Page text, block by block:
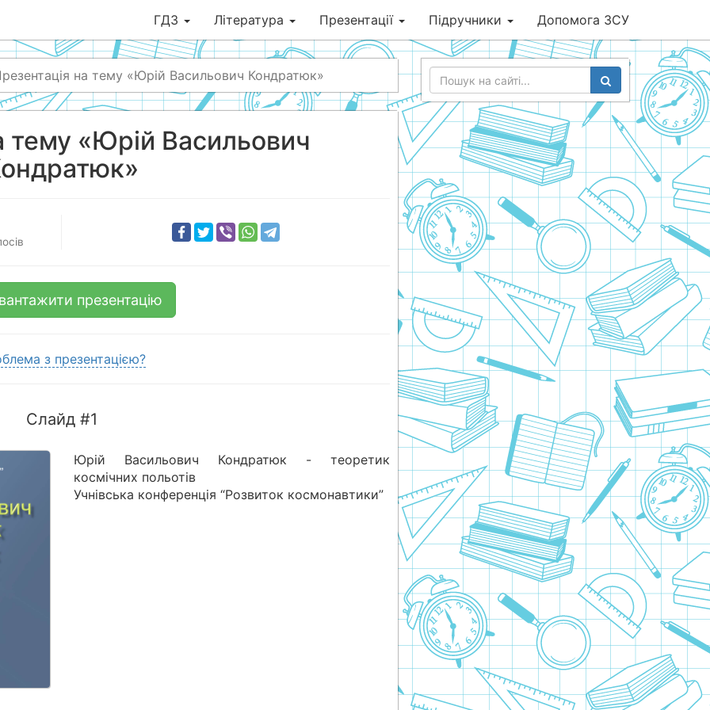
ГДЗ Література Презентації Підручники Допомога ЗСУ
на тему «Юрій Васильович Кондратюк»
тему «Юрій Васильович
презентацію
з презентацією?
Слайд #1
Юрій Васильович Кондратюк - теоретик
космічних польотів
Учнівська конференція “Розвиток космонавтики”